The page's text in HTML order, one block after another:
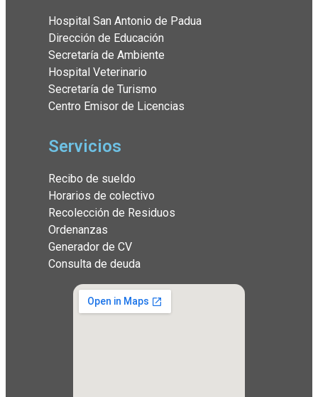
Hospital San Antonio de Padua
Dirección de Educación
Secretaría de Ambiente
Hospital Veterinario
Secretaría de Turismo
Centro Emisor de Licencias
Servicios
Recibo de sueldo
Horarios de colectivo
Recolección de Residuos
Ordenanzas
Generador de CV
Consulta de deuda